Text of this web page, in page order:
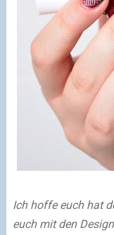
Ich hoffe euch hat
euch mit den